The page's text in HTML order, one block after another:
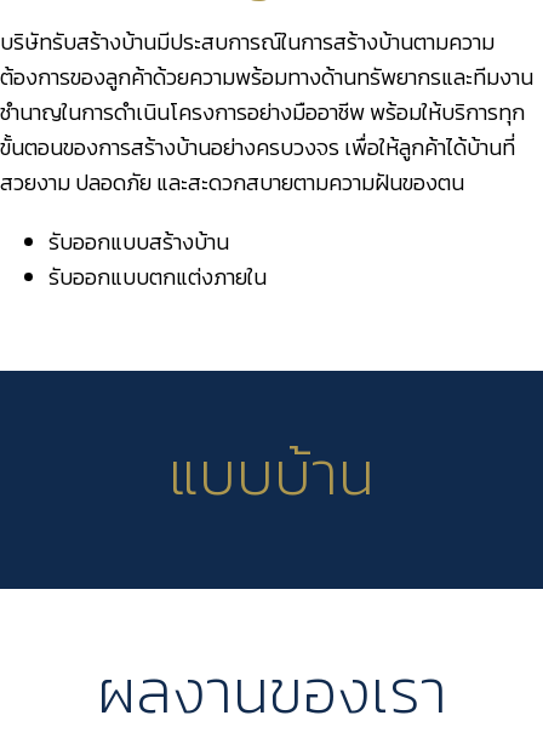
บริษัทรับสร้างบ้านมีประสบการณ์ในการสร้างบ้านตามความ
ต้องการของลูกค้าด้วยความพร้อมทางด้านทรัพยากรและทีมงาน
ชำนาญในการดำเนินโครงการอย่างมืออาชีพ พร้อมให้บริการทุก
ขั้นตอนของการสร้างบ้านอย่างครบวงจร เพื่อให้ลูกค้าได้บ้านที่
สวยงาม ปลอดภัย และสะดวกสบายตามความฝันของตน
รับออกแบบสร้างบ้าน
รับออกแบบตกแต่งภายใน
แบบบ้าน
ผลงานของเรา